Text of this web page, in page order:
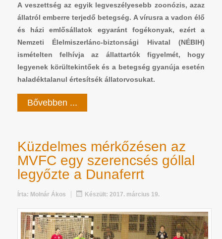
A veszettség az egyik legveszélyesebb zoonózis, azaz
állatról emberre terjedő betegség. A vírusra a vadon élő
és házi emlősállatok egyaránt fogékonyak, ezért a
Nemzeti Élelmiszerlánc-biztonsági Hivatal (NÉBIH)
ismételten felhívja az állattartók figyelmét, hogy
legyenek körültekintőek és a betegség gyanúja esetén
haladéktalanul értesítsék állatorvosukat.
Bővebben ...
Küzdelmes mérkőzésen az
MVFC egy szerencsés góllal
legyőzte a Dunaferrt
Írta: Molnár Ákos Készült: 2017. március 19.